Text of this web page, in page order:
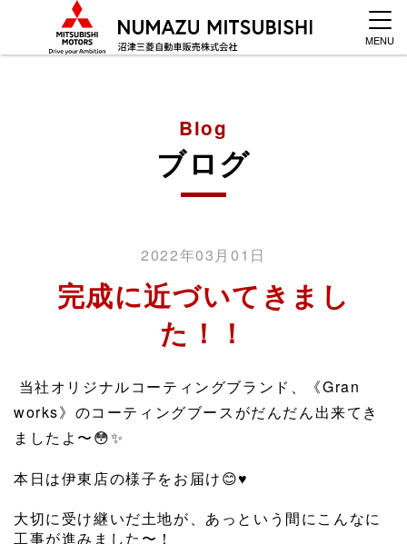
MENU
Blog
ブログ
2022年03月01日
完成に近づいてきまし
た！！
当社オリジナルコーティングブランド、《Gran
works》のコーティングブースがだんだん出来てき
ましたよ〜😳✨
本日は伊東店の様子をお届け😊♥
大切に受け継いだ土地が、あっという間にこんなに
工事が進みました〜！